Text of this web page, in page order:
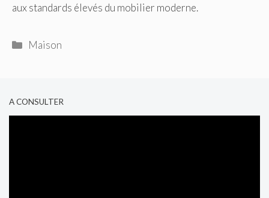
aux standards élevés du mobilier moderne.
Catégories
Maison
A CONSULTER